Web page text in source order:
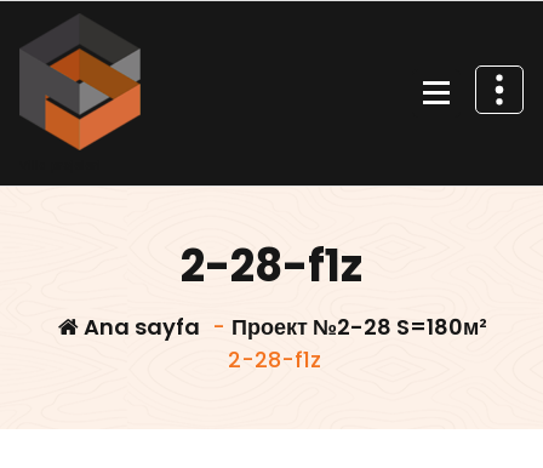
geç
2-28-f1z
Ana sayfa - Проект №2-28 S=180м²
2-28-f1z